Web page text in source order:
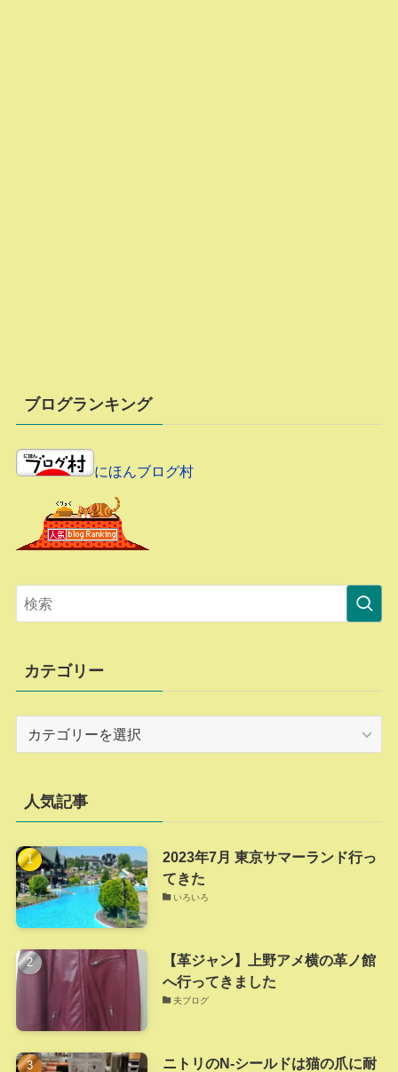
ブログランキング
にほんブログ村
カテゴリー
ー
人気記事
2023年7月 東京サマーランド行っ
てきた
いろいろ
【革ジャン】上野アメ横の革ノ館
へ行ってきました
夫ブログ
ニトリのN-シールドは猫の爪に耐